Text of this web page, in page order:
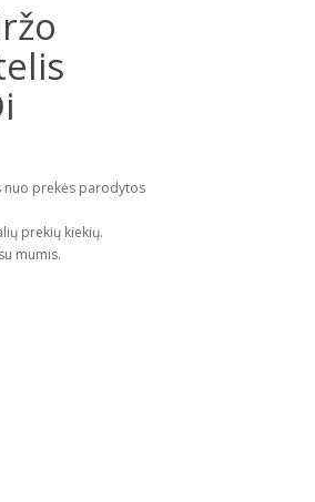
nuo prekės parodytos
prekių kiekių.
mumis.